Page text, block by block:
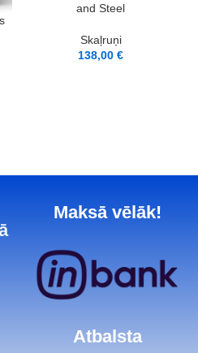
and Steel
Skaļruņi
138,00€
Maksā vēlāk!
Atbalsta